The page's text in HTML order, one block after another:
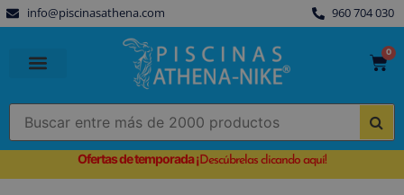
info@piscinasathena.com 960 704 030
0
Ofertas de temporada¡Descúbrelas clicando aquí!